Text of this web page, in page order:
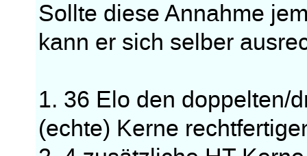
Sollte diese Annahme
kann er sich selber
1. 36 Elo den doppelten/
(echte) Kerne